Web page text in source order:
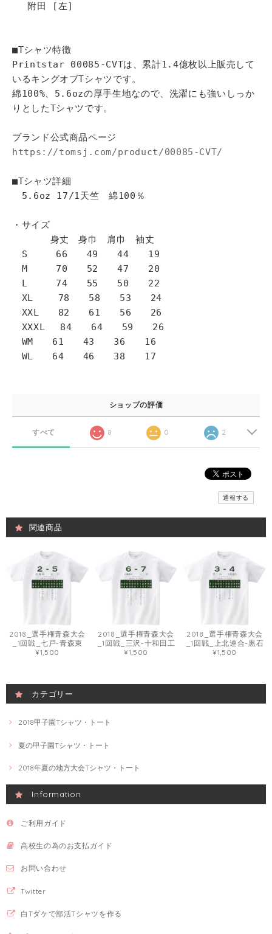
附田 [左]
■Tシャツ特徴
Printstar 00085-CVTは、累計1.4億枚以上販売して
いるキングオブTシャツです。
綿100%、5.6ozの厚手生地なので、洗濯にも強いしっか
りとしたTシャツです。
ブランド公式商品ページ
https://tomsj.com/product/00085-CVT/
■Tシャツ詳細
5.6oz 17/1天竺 綿100％
・サイズ
身丈 身巾 肩巾 袖丈
S 66 49 44 19
M 70 52 47 20
L 74 55 50 22
XL 78 58 53 24
XXL 82 61 56 26
XXXL 84 64 59 26
WM 61 43 36 16
WL 64 46 38 17
ショップの評価
すべて 8 0 2
通報する
関連商品
2018_選手権青森大会
_1回戦_七戸-青森東
¥1,500
2018_選手権青森大会
_1回戦_三沢-十和田工
¥1,500
2018_選手権青森大会
_1回戦_上北連合-黒石
¥1,500
カテゴリー
2018甲子園Tシャツ・トート
夏の甲子園Tシャツ・トート
2018年夏の地方大会Tシャツ・トート
Information
ご利用ガイド
高校生の為のお支払ガイド
お問い合わせ
Twitter
白Tダケで部活Tシャツを作る